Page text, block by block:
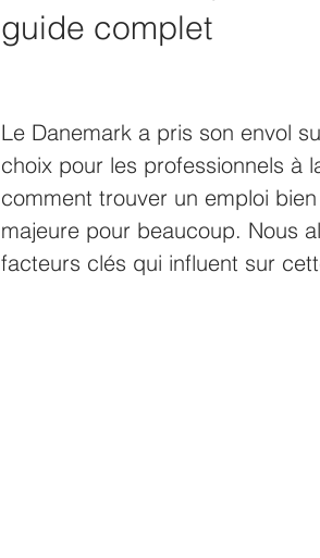
guide complet
Le Danemark a pris son envol
choix pour les professionnels à
comment trouver un emploi
majeure pour beaucoup. Nous
facteurs clés qui influent sur